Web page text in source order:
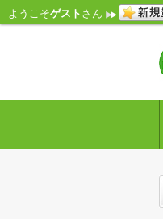
ようこそゲスト さん